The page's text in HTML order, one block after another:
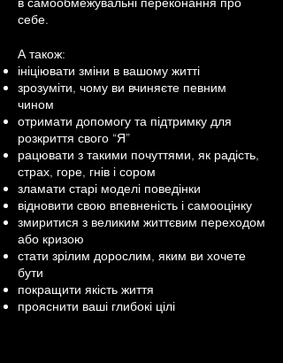
себе.
А також:
ініціювати зміни в вашому житті
зрозуміти, чому ви вчиняєте певним
чином
отримати допомогу та підтримку для
розкриття свого “Я”
рацювати з такими почуттями, як радість,
страх, горе, гнів і сором
зламати старі моделі поведінки
відновити свою впевненість і самооцінку
змиритися з великим життєвим переходом
або кризою
стати зрілим дорослим, яким ви хочете
бути
покращити якість життя
прояснити ваші глибокі цілі